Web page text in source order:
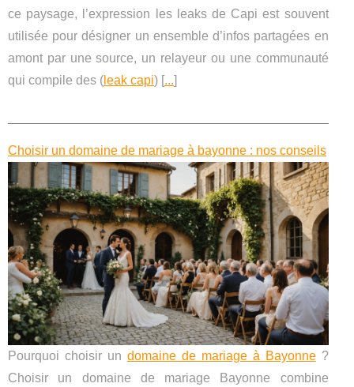
ce paysage, l’expression les leaks de Capi est souvent
utilisée pour désigner un ensemble d’infos partagées en
amont par une source, un relayeur ou une communauté
qui compile des ( leak capi) [...]
Choisir un domaine de mariage à bayonne : nos conseils
Pourquoi choisir un domaine de mariage à Bayonne?
Choisir un domaine de mariage Bayonne combine